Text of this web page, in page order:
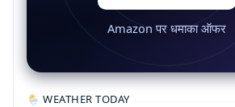
Amazon पर धमाका ऑफर
🌦 WEATHER TODAY